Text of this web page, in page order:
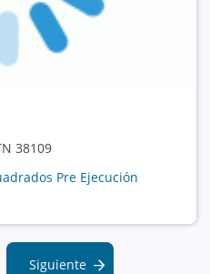
38109
Pre Ejecución
Siguiente